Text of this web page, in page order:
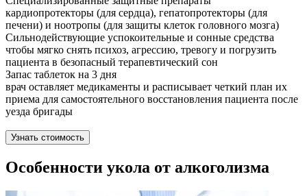
кардиопротекторы (для сердца), гепатопротекторы (для
печени) и ноотропы (для защиты клеток головного мозга)
Сильнодействующие успокоительные и сонные средства
чтобы мягко снять психоз, агрессию, тревогу и погрузить
пациента в безопасный терапевтический сон
Запас таблеток на 3 дня
врач оставляет медикаменты и расписывает четкий план их
приема для самостоятельного восстановления пациента после
уезда бригады
Узнать стоимость
Особенности укола от алкоголизма